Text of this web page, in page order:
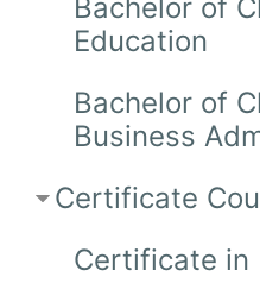
Bachelor of
Education
Bachelor of
Business
Certificate
Certificate in